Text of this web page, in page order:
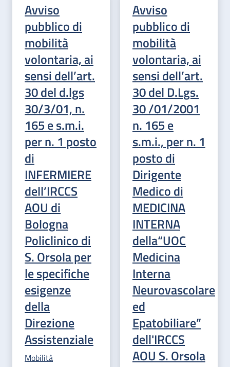
Avviso
pubblico di
mobilità
volontaria, ai
sensi dell’art.
30 del d.lgs
30/3/01, n.
165 e s.m.i.
per n. 1 posto
di
INFERMIERE
dell’IRCCS
AOU di
Bologna
Policlinico di
S. Orsola per
le specifiche
esigenze
della
Direzione
Assistenziale
Categoria correlata:
Mobilità
Avviso
pubblico di
mobilità
volontaria, ai
sensi dell’art.
30 del D.Lgs.
30 /01/2001
n. 165 e
s.m.i., per n. 1
posto di
Dirigente
Medico di
MEDICINA
INTERNA
della“UOC
Medicina
Interna
Neurovascolare
ed
Epatobiliare”
dell'IRCCS
AOU S. Orsola